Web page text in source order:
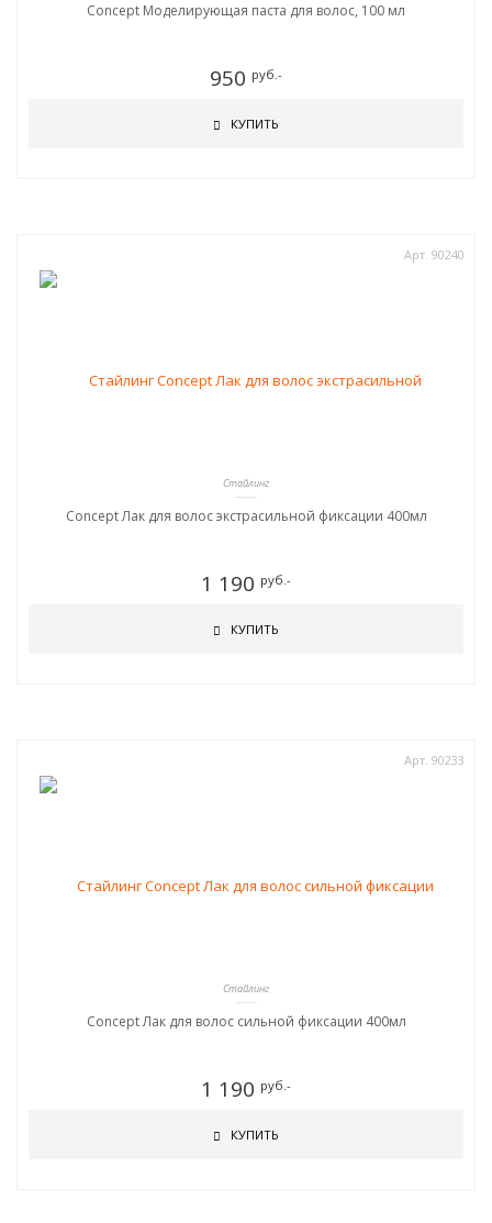
Concept Моделирующая паста для волос, 100 мл
950 руб.-
КУПИТЬ
Арт. 90240
Стайлинг
Concept Лак для волос экстрасильной фиксации 400мл
1 190 руб.-
КУПИТЬ
Арт. 90233
Стайлинг
Concept Лак для волос сильной фиксации 400мл
1 190 руб.-
КУПИТЬ